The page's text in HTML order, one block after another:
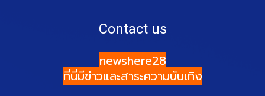
Contact us
newshere28
ที่นี่มีข่าวและสาระความบันเทิง